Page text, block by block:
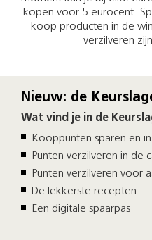
kopen voor 5 eurocent.
koop producten in de
verzilveren
Nieuw: de
Wat vind je in de
Kooppunten sparen en
Punten verzilveren in de
Punten verzilveren voor
De lekkerste recepten
Een digitale spaarpas